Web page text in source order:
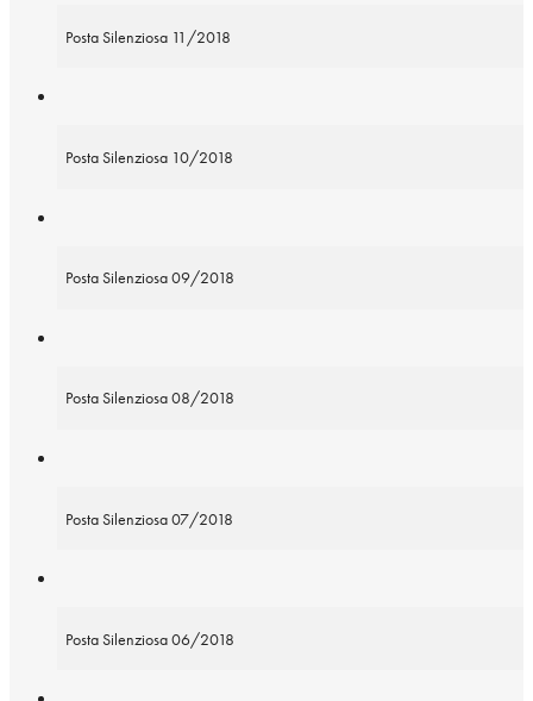
Posta Silenziosa 11/2018
Posta Silenziosa 10/2018
Posta Silenziosa 09/2018
Posta Silenziosa 08/2018
Posta Silenziosa 07/2018
Posta Silenziosa 06/2018